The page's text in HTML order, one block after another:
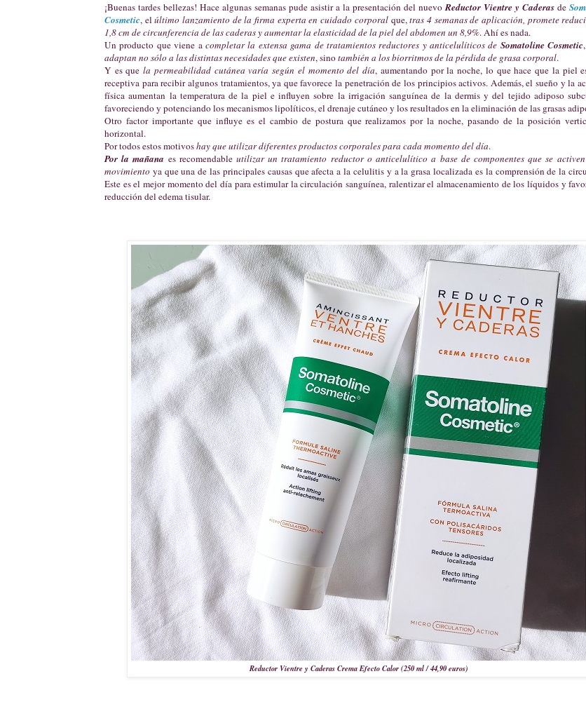
¡Buenas tardes bellezas! Hace algunas semanas pude asistir a la presentación del nuevoReductor Vientre y Caderas de
Cosmetic, elúltimo lanzamiento de la firma experta en cuidado corporal que,tras 4 semanas de aplicación, promete
1,8 cm de circunferencia de las caderas y aumentar la elasticidad de la piel del abdomen un 8,9%. Ahí es nada.
Un producto que viene a completar la extensa gama de tratamientos reductores y anticelulíticos de Somatoline Cosmetic
adaptan no sólo a las distintas necesidades que existen, sinotambién a los biorritmos de la pérdida de grasa corporal.
Y es quela permeabilidad cutánea varía según el momento del día, aumentando por la noche, lo que hace que la piel
receptiva para recibir algunos tratamientos, ya que favorece la penetración de los principios activos. Además, el sueño y la
física aumentan la temperatura de la piel e influyen sobre la irrigación sanguínea de la dermis y del tejido adiposo
favoreciendo y potenciando los mecanismos lipolíticos, el drenaje cutáneo y los resultados en la eliminación de las grasas
Otro factor importante que influye es el cambio de postura que realizamos por la noche, pasando de la posición
horizontal.
Por todos estos motivoshay que utilizar diferentes productos corporales para cada momento del día.
Por la mañana es recomendableutilizar un tratamiento reductor o anticelulítico a base de componentes que se
movimiento ya que una de las principales causas que afecta a la celulitis y a la grasa localizada es la comprensión de la
Este es el mejor momento del día para estimular la circulación sanguínea, ralentizar el almacenamiento de los líquidos y
reducción del edema tisular.
Reductor Vientre y Caderas Crema Efecto Calor (250 ml / 44,90 euros)